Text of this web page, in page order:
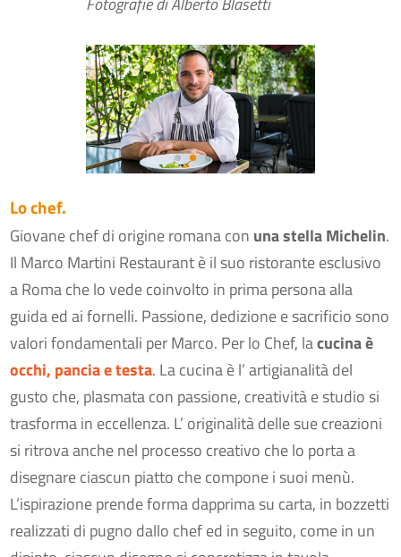
Lo chef.
Giovane chef di origine romana con una stella Michelin.
Il Marco Martini Restaurant è il suo ristorante esclusivo
a Roma che lo vede coinvolto in prima persona alla
guida ed ai fornelli. Passione, dedizione e sacrificio sono
valori fondamentali per Marco. Per lo Chef, lacucina è
occhi, pancia e testa. La cucina è l’ artigianalità del
gusto che, plasmata con passione, creatività e studio si
trasforma in eccellenza. L’ originalità delle sue creazioni
si ritrova anche nel processo creativo che lo porta a
disegnare ciascun piatto che compone i suoi menù.
L’ispirazione prende forma dapprima su carta, in bozzetti
realizzati di pugno dallo chef ed in seguito, come in un